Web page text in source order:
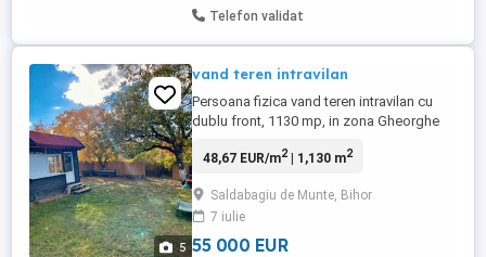
Telefon validat
5
vand teren intravilan
Persoana fizica vand teren intravilan cu
dublu front, 1130 mp, in zona Gheorghe
Terenul este imprejmuit cu gard de sarma,
utilitatilor sunt pe aproape! Ca si bonus o
casuta de lemn, livada pe rod si o
panorama de vis, ...
48,67 EUR/m2| 1,130 m2
Saldabagiu de Munte, Bihor
7 iulie
55 000 EUR